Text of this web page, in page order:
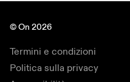
© On 2026
Termini e condizioni
Politica sulla privacy